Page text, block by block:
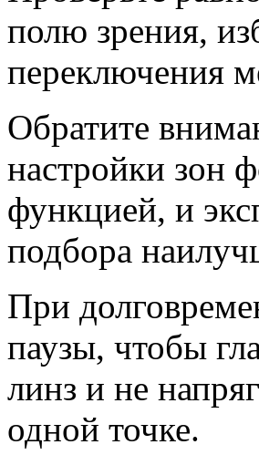
полю зрения,
переключения
Обратите
настройки зон
функцией, и
подбора
При
паузы, чтобы
линз и не
одной точке.